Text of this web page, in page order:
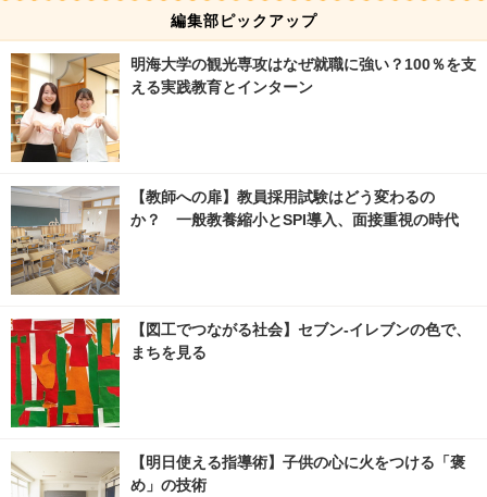
編集部ピックアップ
明海大学の観光専攻はなぜ就職に強い？100％を支
える実践教育とインターン
【教師への扉】教員採用試験はどう変わるの
か？ 一般教養縮小とSPI導入、面接重視の時代
【図工でつながる社会】セブン‐イレブンの色で、
まちを見る
【明日使える指導術】子供の心に火をつける「褒
め」の技術